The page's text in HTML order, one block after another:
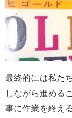
最終的には私た
しながら進める
事に作業を終え